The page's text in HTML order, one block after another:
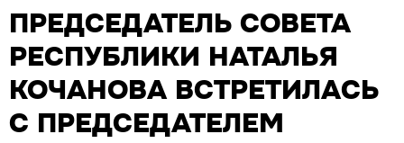
ПРЕДСЕДАТЕЛЬ СОВЕТА
РЕСПУБЛИКИ НАТАЛЬЯ
КОЧАНОВА ВСТРЕТИЛАСЬ
С ПРЕДСЕДАТЕЛЕМ